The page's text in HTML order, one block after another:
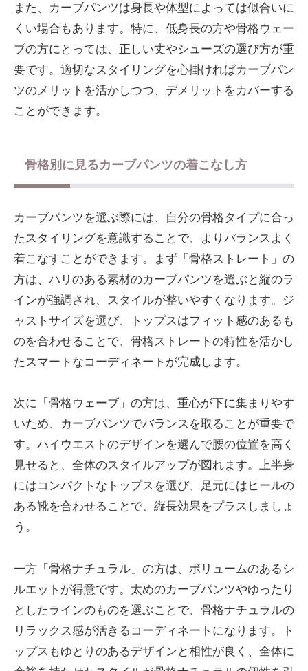
また、カーブパンツは身長や体型によっては似合いに
くい場合もあります。特に、低身長の方や骨格ウェー
ブの方にとっては、正しい丈やシューズの選び方が重
要です。適切なスタイリングを心掛ければカーブパン
ツのメリットを活かしつつ、デメリットをカバーする
ことができます。
骨格別に見るカーブパンツの着こなし方
カーブパンツを選ぶ際には、自分の骨格タイプに合っ
たスタイリングを意識することで、よりバランスよく
着こなすことができます。まず「骨格ストレート」の
方は、ハリのある素材のカーブパンツを選ぶと縦のラ
インが強調され、スタイルが整いやすくなります。ジ
ャストサイズを選び、トップスはフィット感のあるも
のを合わせることで、骨格ストレートの特性を活かし
たスマートなコーディネートが完成します。
次に「骨格ウェーブ」の方は、重心が下に集まりやす
いため、カーブパンツでバランスを取ることが重要で
す。ハイウエストのデザインを選んで腰の位置を高く
見せると、全体のスタイルアップが図れます。上半身
にはコンパクトなトップスを選び、足元にはヒールの
ある靴を合わせることで、縦長効果をプラスしましょ
う。
一方「骨格ナチュラル」の方は、ボリュームのあるシ
ルエットが得意です。太めのカーブパンツやゆったり
としたラインのものを選ぶことで、骨格ナチュラルの
リラックス感が活きるコーディネートになります。ト
ップスもゆとりのあるデザインと相性が良く、全体に